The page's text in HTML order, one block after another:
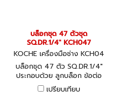
บล็อกชุด 47 ตัวชุด
SQ.DR.1/4" KCH047
KOCHE เครื่องมือช่าง KCH04
7
บล็อกชุด 47 ตัว SQ.DR.1/4"
ประกอบด้วย ลูกบล็อก ข้อต่อ
ไขควง ดอกไขควง
เปรียบเทียบ